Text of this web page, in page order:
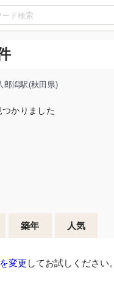
郎潟駅(秋田県)
つかりました
築年 人気
変更 してお試しください。